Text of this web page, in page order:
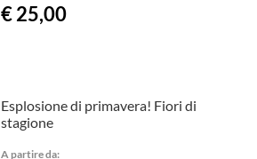
€ 25,00
Esplosione di primavera! Fiori di
stagione
A partire da: